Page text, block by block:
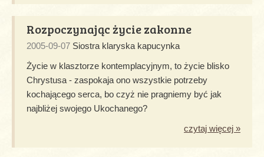
Rozpoczynając życie zakonne
2005-09-07 Siostra klaryska kapucynka
Życie w klasztorze kontemplacyjnym, to życie blisko
Chrystusa - zaspokaja ono wszystkie potrzeby
kochającego serca, bo czyż nie pragniemy być jak
najbliżej swojego Ukochanego?
czytaj więcej »